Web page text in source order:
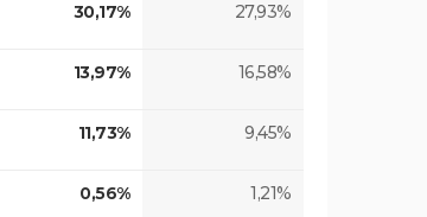
30,17% 27,93%
13,97% 16,58%
11,73% 9,45%
0,56% 1,21%